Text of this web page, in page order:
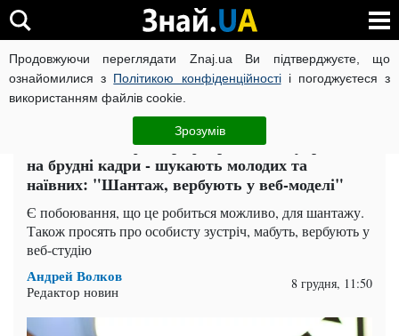
Продовжуючи переглядати Znaj.ua Ви підтверджуєте, що
ознайомилися з Політикою конфіденційностіі погоджуєтеся з
використанням файлів cookie.
Зрозумів
ВІЙНА РОСІЇ ПРОТИ УКРАЇНИ КОРОНАВІРУС В УКРАЇНІ
ЧИТАТЬ НА РУССКОМ
Банда гнилих фотографів розводить українок
на брудні кадри - шукають молодих та
наївних: "Шантаж, вербують у веб-моделі"
Є побоювання, що це робиться можливо, для шантажу.
Також просять про особисту зустріч, мабуть, вербують у
веб-студію
Андрей Волков
Редактор новин 8 грудня, 11:50